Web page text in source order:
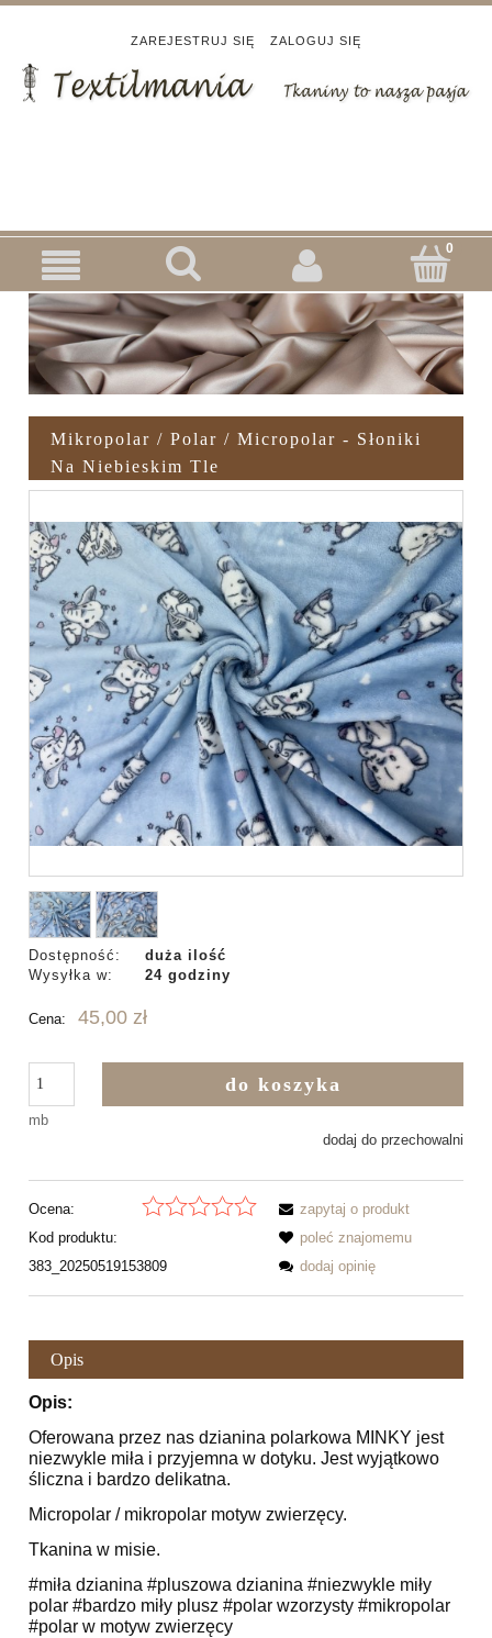
ZAREJESTRUJ SIĘ ZALOGUJ SIĘ
Mikropolar / Polar / Micropolar - Słoniki
Na Niebieskim Tle
Dostępność:
duża ilość
Wysyłka w:
24 godziny
Cena: 45,00 zł
mb
do koszyka
dodaj do przechowalni
Ocena:
Kod produktu:
383_20250519153809
zapytaj o produkt
poleć znajomemu
dodaj opinię
Opis
Opis:
Oferowana przez nas dzianina polarkowa MINKY jest
niezwykle miła i przyjemna w dotyku. Jest wyjątkowo
śliczna i bardzo delikatna.
Micropolar / mikropolar motyw zwierzęcy.
Tkanina w misie.
#miła dzianina #pluszowa dzianina #niezwykle miły
polar #bardzo miły plusz #polar wzorzysty #mikropolar
#polar w motyw zwierzęcy